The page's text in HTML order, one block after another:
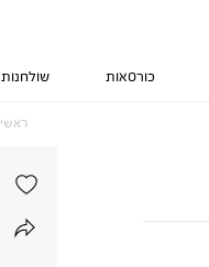
כורסאות שולחנות
ראשי